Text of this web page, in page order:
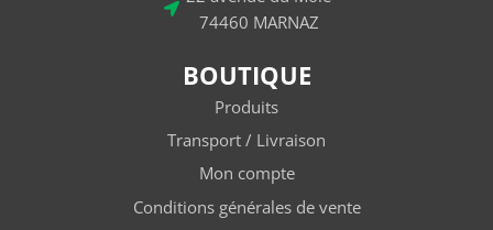
74460 MARNAZ
BOUTIQUE
Produits
Transport / Livraison
Mon compte
Conditions générales de vente